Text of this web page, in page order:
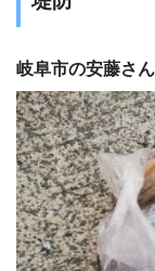
岐阜市の安藤さん